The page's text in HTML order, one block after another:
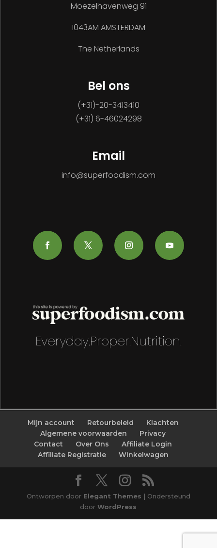
Moezelhavenweg 91
1043AM AMSTERDAM
The Netherlands
Bel ons
(+31)-20-3413410
(+31) 6-46024298
Email
info@superfoodism.com
Everyday.Proper.Nutrition.
Mijn account Retourbeleid
Klachten
Algemene voorwaarden
Privacy
Contact
Over Ons
Affiliate Login
Affiliate Registratie
Winkelwagen
Ontworpen door Elegant Themes | Ondersteund
doorWordPress